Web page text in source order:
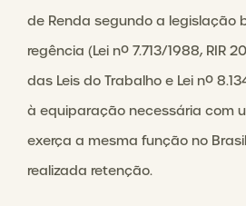
de Renda segundo a legislação
regência (Lei nº 7.713/1988, RIR
das Leis do Trabalho e Lei nº
à equiparação necessária com
exerça a mesma função no
realizada retenção.